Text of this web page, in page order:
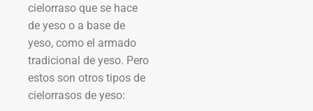
cielorraso que se hace
de yeso o a base de
yeso, como el armado
tradicional de yeso. Pero
estos son otros tipos de
cielorrasos de yeso: